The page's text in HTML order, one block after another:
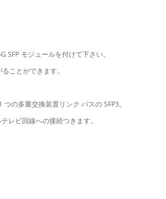
モジュールを付けて下さい。
ことができます。
の多重交換装置リンク パスの SFP3。
レビ回線への接続つきます。